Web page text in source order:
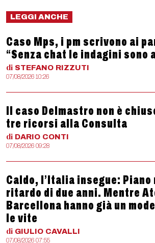
LEGGI ANCHE
Caso Mps, i pm scrivono ai
“Senza chat le indagini sono
di STEFANO RIZZUTI
07/08/2026 10:26
Il caso Delmastro non è
tre ricorsi alla Consulta
di DARIO CONTI
07/08/2026 09:28
Caldo, l’Italia insegue: Piano
ritardo di due anni. Mentre
Barcellona hanno già un
le vite
di GIULIO CAVALLI
07/08/2026 07:55